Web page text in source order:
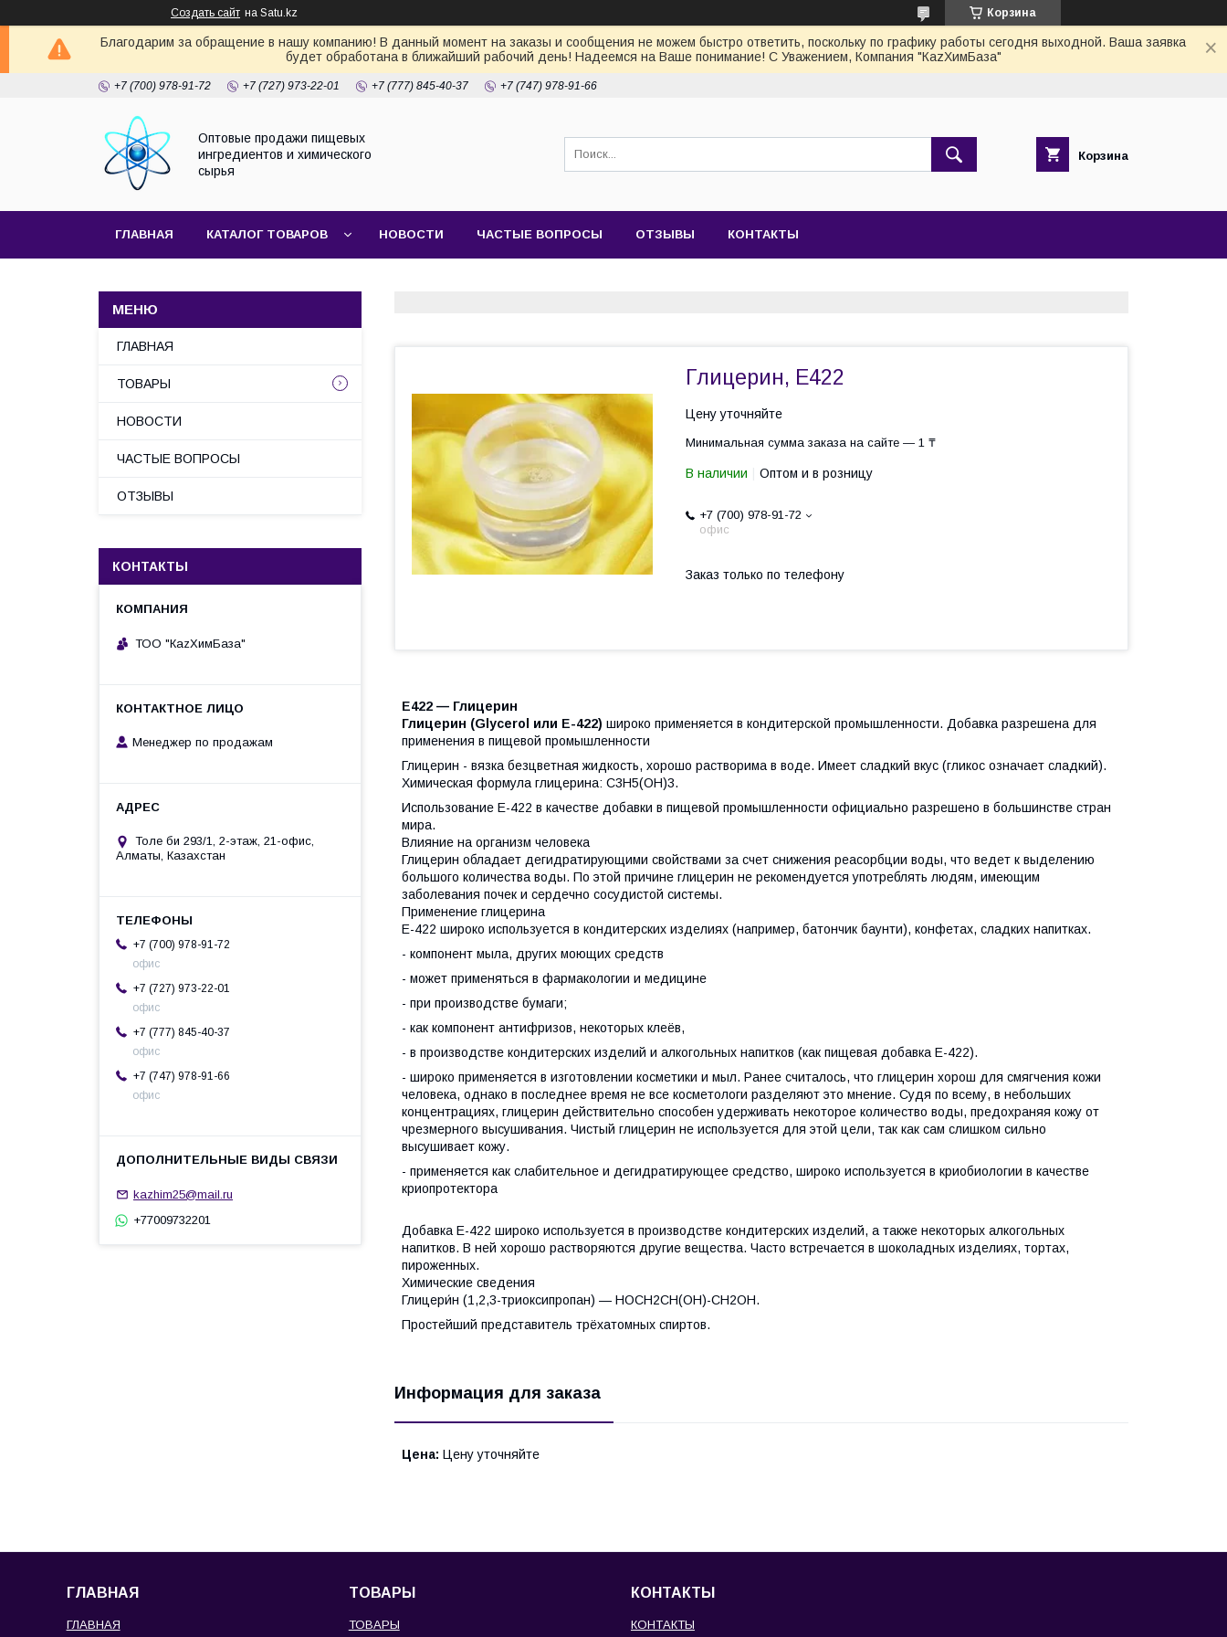
Создать сайт на Satu.kz Корзина
Благодарим за обращение в нашу компанию! В данный момент на заказы и сообщения не можем быстро ответить, поскольку по графику работы сегодня выходной. Ваша заявка
будет обработана в ближайший рабочий день! Надеемся на Ваше понимание! С Уважением, Компания "КаzХимБаза"
+7 (700) 978-91-72 +7 (727) 973-22-01 +7 (777) 845-40-37 +7 (747) 978-91-66
Оптовые продажи пищевых
ингредиентов и химического
сырья
Корзина
ГЛАВНАЯ КАТАЛОГ ТОВАРОВ НОВОСТИ ЧАСТЫЕ ВОПРОСЫ ОТЗЫВЫ КОНТАКТЫ
Глицерин, Е422
Цену уточняйте
Минимальная сумма заказа на сайте — 1 ₸
В наличии Оптом и в розницу
+7 (700) 978-91-72
офис
Заказ только по телефону
E422 — Глицерин
Глицерин (Glycerol или Е-422) широко применяется в кондитерской промышленности. Добавка разрешена для
применения в пищевой промышленности
Глицерин - вязка безцветная жидкость, хорошо растворима в воде. Имеет сладкий вкус (гликос означает сладкий).
Химическая формула глицерина: C3H5(OH)3.
Использование E-422 в качестве добавки в пищевой промышленности официально разрешено в большинстве стран
мира.
Влияние на организм человека
Глицерин обладает дегидратирующими свойствами за счет снижения реасорбции воды, что ведет к выделению
большого количества воды. По этой причине глицерин не рекомендуется употреблять людям, имеющим
заболевания почек и сердечно сосудистой системы.
Применение глицерина
Е-422 широко используется в кондитерских изделиях (например, батончик баунти), конфетах, сладких напитках.
- компонент мыла, других моющих средств
- может применяться в фармакологии и медицине
- при производстве бумаги;
- как компонент антифризов, некоторых клеёв,
- в производстве кондитерских изделий и алкогольных напитков (как пищевая добавка E-422).
- широко применяется в изготовлении косметики и мыл. Ранее считалось, что глицерин хорош для смягчения кожи
человека, однако в последнее время не все косметологи разделяют это мнение. Судя по всему, в небольших
концентрациях, глицерин действительно способен удерживать некоторое количество воды, предохраняя кожу от
чрезмерного высушивания. Чистый глицерин не используется для этой цели, так как сам слишком сильно
высушивает кожу.
- применяется как слабительное и дегидратирующее средство, широко используется в криобиологии в качестве
криопротектора
Добавка E-422 широко используется в производстве кондитерских изделий, а также некоторых алкогольных
напитков. В ней хорошо растворяются другие вещества. Часто встречается в шоколадных изделиях, тортах,
пироженных.
Химические сведения
Глицери́н (1,2,3-триоксипропан) — HOCH2CH(OH)-CH2OH.
Простейший представитель трёхатомных спиртов.
Информация для заказа
Цена: Цену уточняйте
ГЛАВНАЯ
ТОВАРЫ
НОВОСТИ
ЧАСТЫЕ ВОПРОСЫ
ОТЗЫВЫ
КОНТАКТЫ
ТОО "КаzХимБаза"
Менеджер по продажам
Толе би 293/1, 2-этаж, 21-офис,
Алматы, Казахстан
+7 (700) 978-91-72
офис
+7 (727) 973-22-01
офис
+7 (777) 845-40-37
офис
+7 (747) 978-91-66
офис
kazhim25@mail.ru
+77009732201
ГЛАВНАЯ
ГЛАВНАЯ
ТОВАРЫ
ТОВАРЫ
КОНТАКТЫ
КОНТАКТЫ